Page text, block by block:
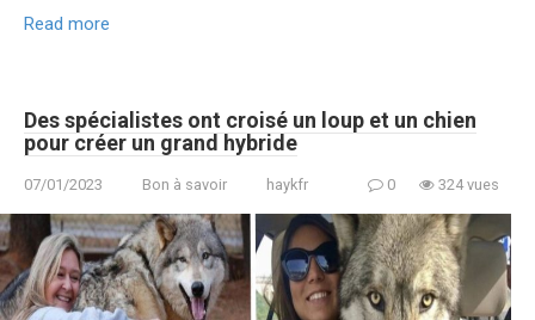
Read more
Des spécialistes ont croisé un loup et un chien
pour créer un grand hybride
07/01/2023 Bon à savoir haykfr 0 324 vues